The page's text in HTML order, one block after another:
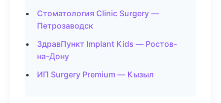
Стоматология Clinic Surgery —
Петрозаводск
ЗдравПункт Implant Kids — Ростов-
на-Дону
ИП Surgery Premium — Кызыл